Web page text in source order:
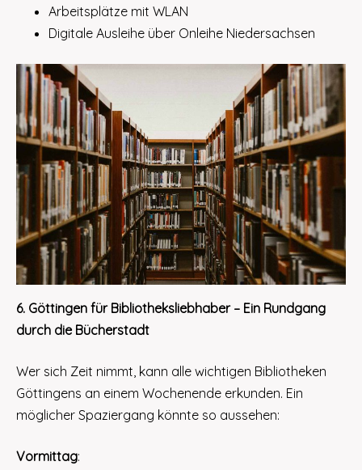
Arbeitsplätze mit WLAN
Digitale Ausleihe über Onleihe Niedersachsen
6. Göttingen für Bibliotheksliebhaber – Ein Rundgang
durch die Bücherstadt
Wer sich Zeit nimmt, kann alle wichtigen Bibliotheken
Göttingens an einem Wochenende erkunden. Ein
möglicher Spaziergang könnte so aussehen:
Vormittag: